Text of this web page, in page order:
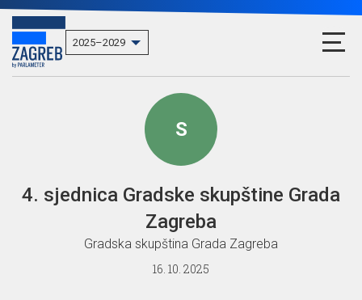
S
4. sjednica Gradske skupštine Grada
Zagreba
Gradska skupština Grada Zagreba
16. 10. 2025